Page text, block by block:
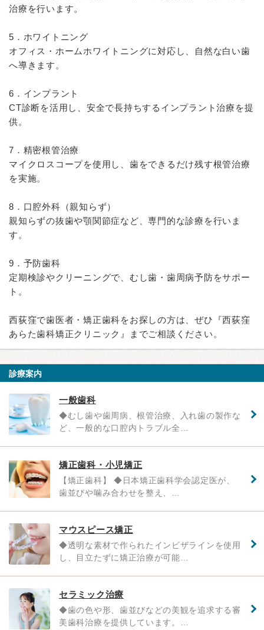
治療を行います。
5．ホワイトニング
オフィス・ホームホワイトニングに対応し、自然な白い歯
へ導きます。
6．インプラント
CT診断を活用し、安全で長持ちするインプラント治療を提
供。
7．精密根管治療
マイクロスコープを使用し、歯をできるだけ残す根管治療
を実施。
8．口腔外科（親知らず）
親知らずの抜歯や顎関節症など、専門的な診療を行いま
す。
9．予防歯科
定期検診やクリーニングで、むし歯・歯周病予防をサポー
ト。
西荻窪で歯医者・矯正歯科をお探しの方は、ぜひ『西荻窪
あらた歯科矯正クリニック』までご相談ください。
診療案内
一般歯科
◆むし歯や歯周病、根管治療、入れ歯の製作な
ど、一般的な口腔内トラブル全…
矯正歯科・小児矯正
【矯正歯科】 ◆日本矯正歯科学会認定医が、
歯並びや噛み合わせを整え、…
マウスピース矯正
◆透明な素材で作られたインビザラインを使用
し、目立たずに矯正治療が可能…
セラミック治療
◆歯の色や形、歯並びなどの美観を追求する審
美歯科治療を提供しています。…